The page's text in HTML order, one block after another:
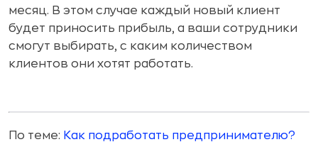
месяц. В этом случае каждый новый клиент
будет приносить прибыль, а ваши сотрудники
смогут выбирать, с каким количеством
клиентов они хотят работать.
По теме: Как подработать предпринимателю?